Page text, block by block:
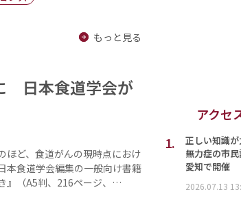
もっと見る
日本食道学会が
ど、食道がんの現時点におけ
本食道学会編集の一般向け書籍
』（A5判、216ページ、…
アクセ
1.
正しい知識
無力症の市
愛知で開催
2026.07.13